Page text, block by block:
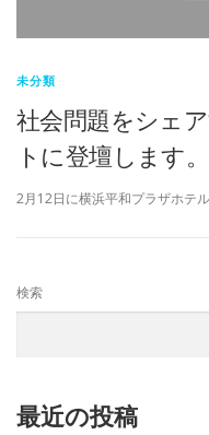
未分類
社会問題をシェ
トに登壇します。
2月12日に横浜平和プラザホテ
検索
最近の投稿